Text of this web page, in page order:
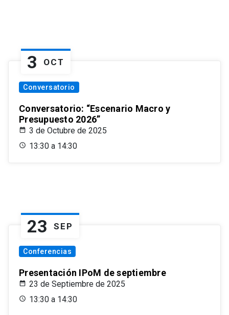
3 OCT
Conversatorio
Conversatorio: “Escenario Macro y
Presupuesto 2026”
3 de Octubre de 2025
13:30 a 14:30
23 SEP
Conferencias
Presentación IPoM de septiembre
23 de Septiembre de 2025
13:30 a 14:30